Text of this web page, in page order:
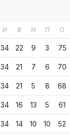
И В Н П О
34 22 9 3 75
34 21 7 6 70
34 21 5 8 68
34 16 13 5 61
34 14 10 10 52